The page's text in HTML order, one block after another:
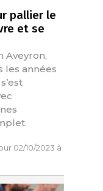
pallier le
et se
Aveyron,
les années
02/10/2023 à